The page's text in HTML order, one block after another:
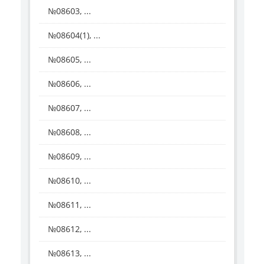
№08603, ...
№08604(1), ...
№08605, ...
№08606, ...
№08607, ...
№08608, ...
№08609, ...
№08610, ...
№08611, ...
№08612, ...
№08613, ...